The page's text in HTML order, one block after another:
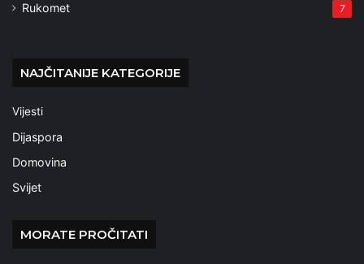
Rukomet 7
NAJČITANIJE KATEGORIJE
Vijesti
Dijaspora
Domovina
Svijet
MORATE PROČITATI